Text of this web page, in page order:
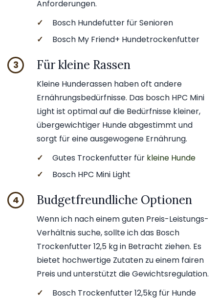
Anforderungen.
✓
Bosch Hundefutter für Senioren
✓
Bosch My Friend+ Hundetrockenfutter
3 Für kleine Rassen
Kleine Hunderassen haben oft andere
Ernährungsbedürfnisse. Das bosch HPC Mini
Light ist optimal auf die Bedürfnisse kleiner,
übergewichtiger Hunde abgestimmt und
sorgt für eine ausgewogene Ernährung.
✓
Gutes Trockenfutter für kleine Hunde
✓
Bosch HPC Mini Light
4 Budgetfreundliche Optionen
Wenn ich nach einem guten Preis-Leistungs-
Verhältnis suche, sollte ich das Bosch
Trockenfutter 12,5 kg in Betracht ziehen. Es
bietet hochwertige Zutaten zu einem fairen
Preis und unterstützt die Gewichtsregulation.
✓
Bosch Trockenfutter 12,5kg für Hunde